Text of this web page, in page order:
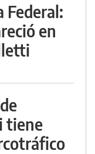
Federal:
en
tiene